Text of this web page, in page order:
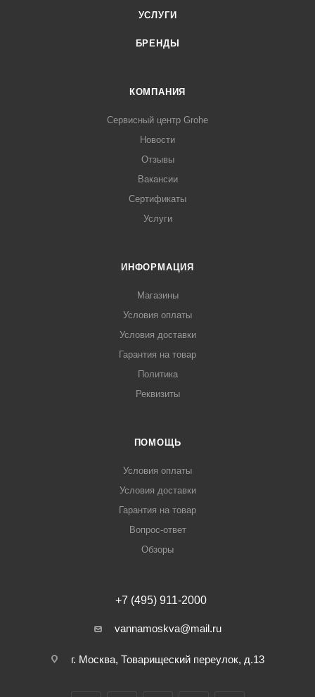
УСЛУГИ
БРЕНДЫ
КОМПАНИЯ
Сервисный центр Grohe
Новости
Отзывы
Вакансии
Сертификаты
Услуги
ИНФОРМАЦИЯ
Магазины
Условия оплаты
Условия доставки
Гарантия на товар
Политика
Реквизиты
ПОМОЩЬ
Условия оплаты
Условия доставки
Гарантия на товар
Вопрос-ответ
Обзоры
+7 (495) 911-2000
vannamoskva@mail.ru
г. Москва, Товарищеский переулок, д.13